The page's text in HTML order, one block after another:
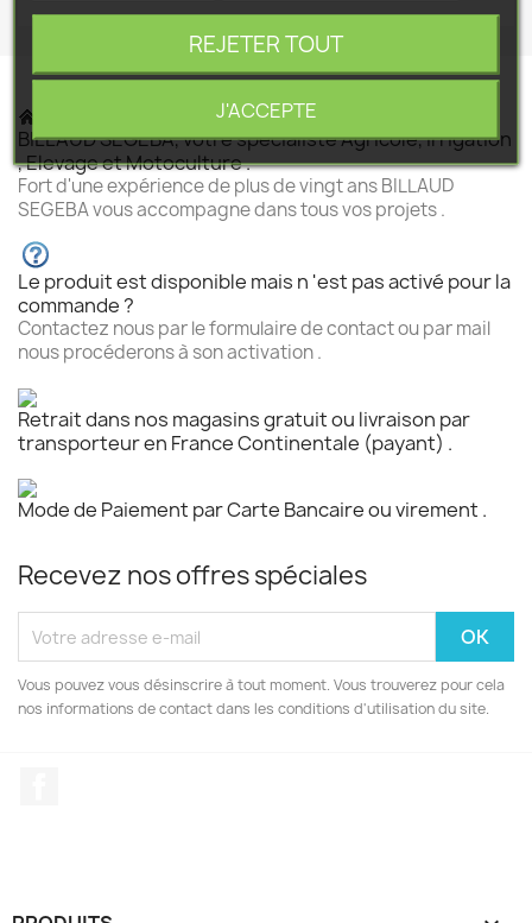
BILLAUD SEGEBA, votre spécialiste Agricole, Irrigation
, Elevage et Motoculture .
Fort d'une expérience de plus de vingt ans BILLAUD
SEGEBA vous accompagne dans tous vos projets .
Le produit est disponible mais n 'est pas activé pour la
commande ?
Contactez nous par le formulaire de contact ou par mail
nous procéderons à son activation .
Retrait dans nos magasins gratuit ou livraison par
transporteur en France Continentale (payant) .
Mode de Paiement par Carte Bancaire ou virement .
Recevez nos offres spéciales
Vous pouvez vous désinscrire à tout moment. Vous trouverez pour cela
nos informations de contact dans les conditions d'utilisation du site.
REJETER TOUT
J'ACCEPTE